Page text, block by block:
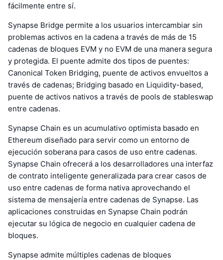
fácilmente entre sí.
Synapse Bridge permite a los usuarios intercambiar sin
problemas activos en la cadena a través de más de 15
cadenas de bloques EVM y no EVM de una manera segura
y protegida. El puente admite dos tipos de puentes:
Canonical Token Bridging, puente de activos envueltos a
través de cadenas; Bridging basado en Liquidity-based,
puente de activos nativos a través de pools de stableswap
entre cadenas.
Synapse Chain es un acumulativo optimista basado en
Ethereum diseñado para servir como un entorno de
ejecución soberana para casos de uso entre cadenas.
Synapse Chain ofrecerá a los desarrolladores una interfaz
de contrato inteligente generalizada para crear casos de
uso entre cadenas de forma nativa aprovechando el
sistema de mensajería entre cadenas de Synapse. Las
aplicaciones construidas en Synapse Chain podrán
ejecutar su lógica de negocio en cualquier cadena de
bloques.
Synapse admite múltiples cadenas de bloques